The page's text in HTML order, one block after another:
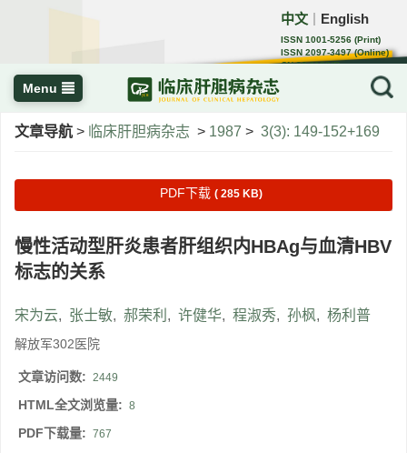
中文 English
ISSN 1001-5256 (Print)
ISSN 2097-3497 (Online)
CN 22-1108/R
Menu
文章导航 > 临床肝胆病杂志 > 1987 > 3(3): 149-152+169
PDF下载 ( 285 KB)
慢性活动型肝炎患者肝组织内HBAg与血清HBV
标志的关系
宋为云, 张士敏, 郝荣利 , 许健华, 程淑秀, 孙枫, 杨利普
解放军302医院
文章访问数: 2449
HTML全文浏览量: 8
PDF下载量: 767